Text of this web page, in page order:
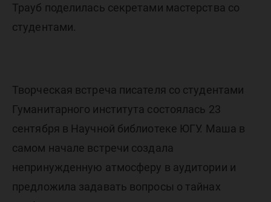
Трауб поделилась секретами мастерства со
студентами.
Творческая встреча писателя со студентами
Гуманитарного института состоялась 23
сентября в Научной библиотеке ЮГУ. Маша в
самом начале встречи создала
непринужденную атмосферу в аудитории и
предложила задавать вопросы о тайнах